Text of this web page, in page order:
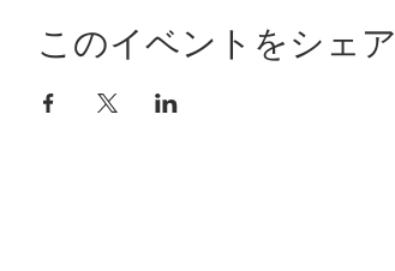
このイベントをシェア